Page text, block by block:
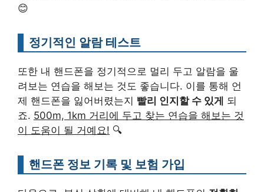
😊
정기적인 알람 테스트
또한 내 핸드폰을 정기적으로 멀리 두고 알람을 울
려보는 연습을 해보는 것도 좋습니다. 이를 통해 언
제 핸드폰을 잃어버렸는지 빨리 인지할 수 있게 되
죠. 500m, 1km 거리에 두고 찾는 연습을 해보는 것
이 도움이 될 거예요! 🔍
핸드폰 정보 기록 및 보험 가입